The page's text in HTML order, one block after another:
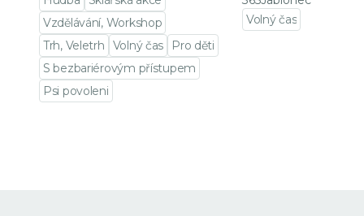
Vzdělávání, Workshop
Trh, Veletrh
Volný čas
Pro děti
S bezbariérovým přístupem
Psi povoleni
Volný čas